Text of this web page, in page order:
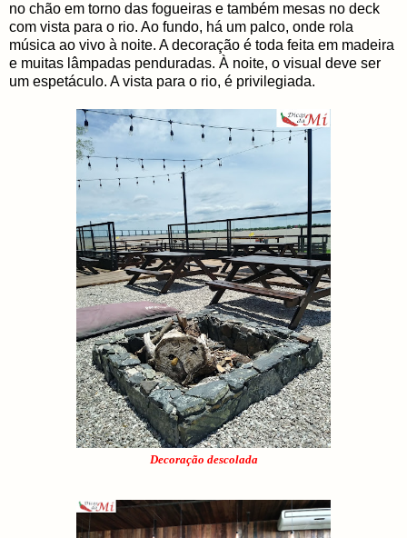
no chão em torno das fogueiras e também mesas no deck
com vista para o rio. Ao fundo, há um palco, onde rola
música ao vivo à noite. A decoração é toda feita em madeira
e muitas lâmpadas penduradas. À noite, o visual deve ser
um espetáculo. A vista para o rio, é privilegiada.
Decoração descolada